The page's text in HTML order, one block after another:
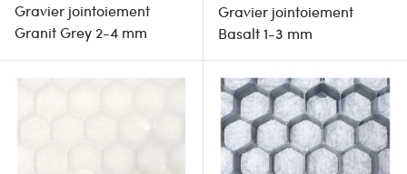
Gravier jointoiement
Granit Grey 2-4 mm
Gravier jointoiement
Basalt 1-3 mm